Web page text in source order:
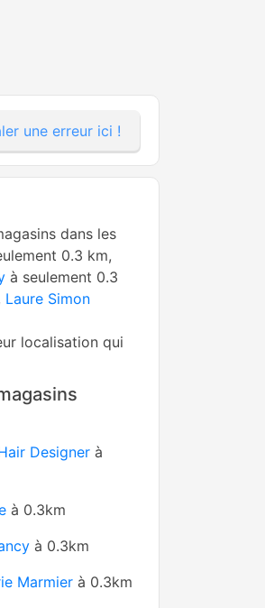
une erreur ici !
dans les
0.3 km,
à seulement 0.3
Laure Simon
localisation qui
Designer à
à 0.3km
à 0.3km
Marmier à 0.3km